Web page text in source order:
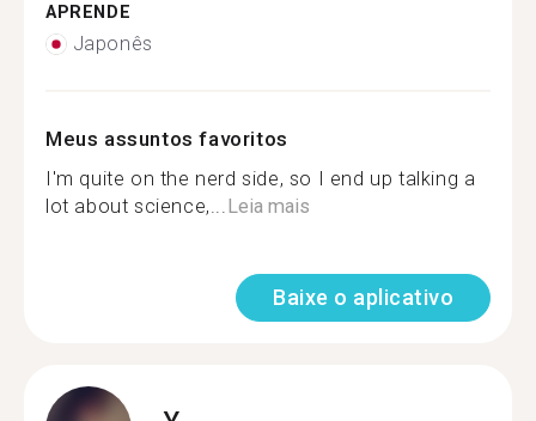
APRENDE
Japonês
Meus assuntos favoritos
I'm quite on the nerd side, so I end up talking a
lot about science,...Leia mais
Baixe o aplicativo